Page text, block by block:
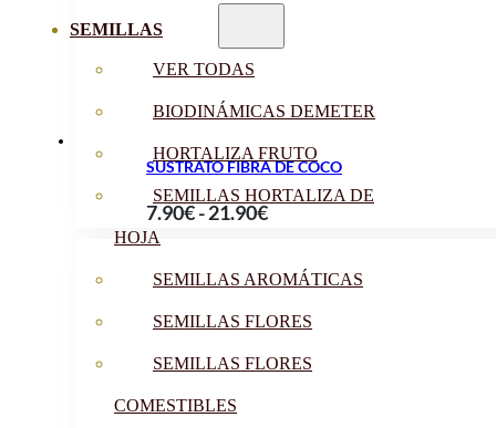
SEMILLAS
VER TODAS
BIODINÁMICAS DEMETER
HORTALIZA FRUTO
SEMILLAS HORTALIZA DE
HOJA
SEMILLAS AROMÁTICAS
SEMILLAS FLORES
SEMILLAS FLORES
COMESTIBLES
hasta
SUSTRATO FIBRA DE COCO
7.90€-21.90€Rango
precios:
7.90€
hasta